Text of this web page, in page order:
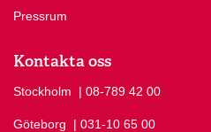
Pressrum
Kontakta oss
Stockholm Ring Stockholm på
| 08-789 42 00
Göteborg Ring Göteborg på
| 031-10 65 00